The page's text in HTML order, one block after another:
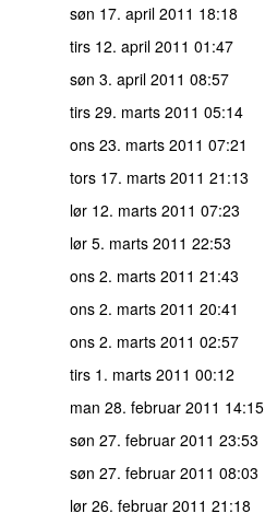
søn 17. april 2011 18:18
tirs 12. april 2011 01:47
søn 3. april 2011 08:57
tirs 29. marts 2011 05:14
ons 23. marts 2011 07:21
tors 17. marts 2011 21:13
lør 12. marts 2011 07:23
lør 5. marts 2011 22:53
ons 2. marts 2011 21:43
ons 2. marts 2011 20:41
ons 2. marts 2011 02:57
tirs 1. marts 2011 00:12
man 28. februar 2011 14:15
søn 27. februar 2011 23:53
søn 27. februar 2011 08:03
lør 26. februar 2011 21:18